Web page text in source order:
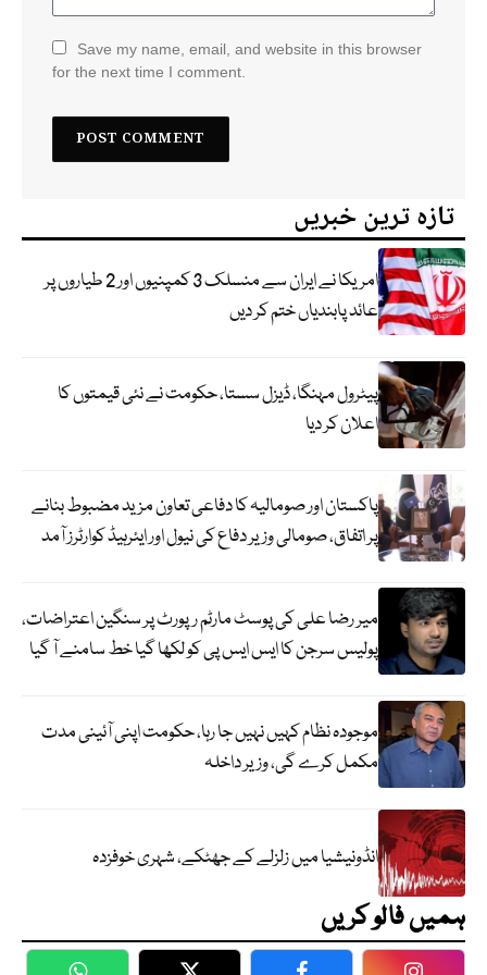
Save my name, email, and website in this browser
for the next time I comment.
تازہ ترین خبریں
امریکا نے ایران سے منسلک 3 کمپنیوں اور 2 طیاروں پر
عائد پابندیاں ختم کر دیں
پیٹرول مہنگا، ڈیزل سستا، حکومت نے نئی قیمتوں کا
اعلان کر دیا
پاکستان اور صومالیہ کا دفاعی تعاون مزید مضبوط بنانے
پر اتفاق، صومالی وزیر دفاع کی نیول اور ایئرہیڈ کوارٹرز آمد
میر رضا علی کی پوسٹ مارٹم رپورٹ پر سنگین اعتراضات،
پولیس سرجن کا ایس ایس پی کو لکھا گیا خط سامنے آ گیا
موجودہ نظام کہیں نہیں جا رہا، حکومت اپنی آئینی مدت
مکمل کرے گی، وزیر داخلہ
انڈونیشیا میں زلزلے کے جھٹکے، شہری خوفزدہ
ہمیں فالو کریں